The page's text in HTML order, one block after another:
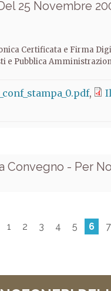
25 Novembre
Certificata e Firma
e Pubblica
Convegno - Per
1 2 3 4 5 6 7